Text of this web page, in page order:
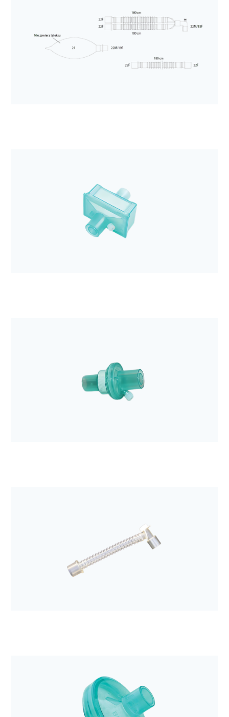
Anestezjologia i aparatura medyczna
Filtr mechaniczny Sterivent
Anestezjologia i aparatura medyczna
Obwód oddechowy DAR dla dorosłych, 60/180cm
rozciągliwy z workiem 2L
Anestezjologia i aparatura medyczna
Filtr mechaniczny z wymiennikiem ciepła i wilgoci
Anestezjologia i aparatura medyczna
Filtr elektrostatyczny z wymiennikiem ciepła i
wilgoci Hygroboy
Anestezjologia i aparatura medyczna